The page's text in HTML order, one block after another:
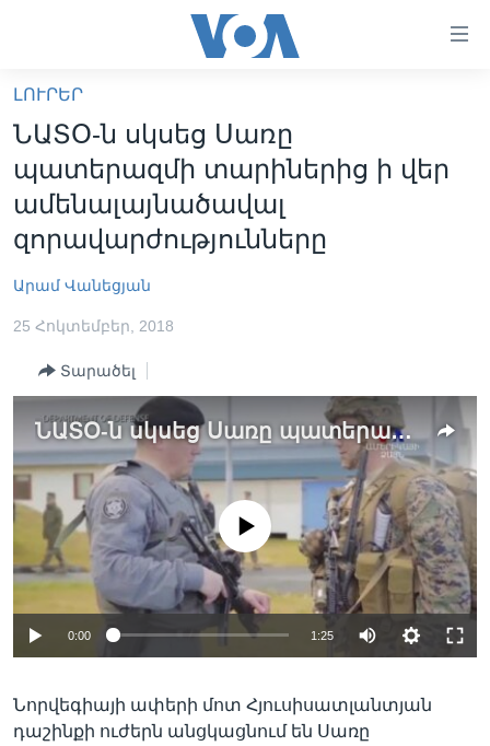
հիմնական
բովանդակությանը
անցնել
հիմնական
բովանդակությանը
հիմնական
ՍՓՅՈՒՌՔ
ՏԵՍԱՆՅՈՒԹԵՐ
ԿԱՊ ՄԵԶ ՀԵՏ
Learning English
ՀԵՏԵՒԵՔ ՄԵԶ
Լեզուներ
ԼՈՒՐԵՐ
ՆԱՏՕ-ն սկսեց Սառը
պատերազմի տարիներից ի վեր
ամենալայնածավալ
զորավարժությունները
Արամ Վանեցյան
25 Հոկտեմբեր, 2018
Տարածել
ՆԱՏՕ-ն սկսեց Սառը պատերազմի տարիներից ի վեր ամենալայնածավալ զորավարժությունները
No media source currently available
0:00 1:25
Նորվեգիայի ափերի մոտ Հյուսիսատլանտյան
դաշինքի ուժերն անցկացնում են Սառը